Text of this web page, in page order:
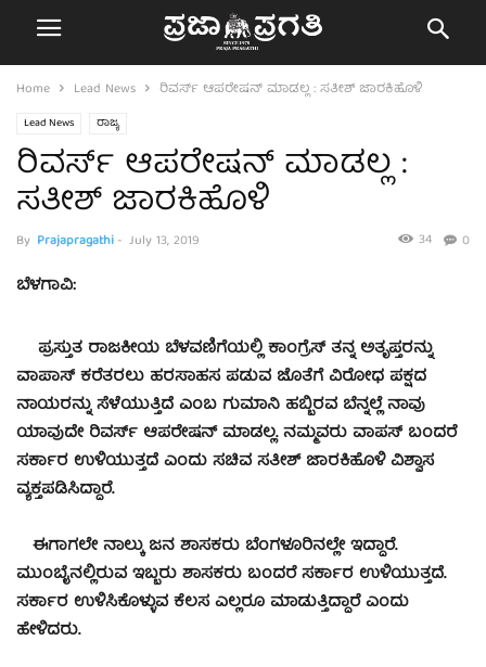
Home Lead News ರಿವರ್ಸ್ ಆಪರೇಷನ್ ಮಾಡಲ್ಲ : ಸತೀಶ್ ಜಾರಕಿಹೊಳಿ
Lead News ರಾಜ್ಯ
ರಿವರ್ಸ್ ಆಪರೇಷನ್ ಮಾಡಲ್ಲ :
ಸತೀಶ್ ಜಾರಕಿಹೊಳಿ
By Prajapragathi- July 13, 2019 0
34
ಬೆಳಗಾವಿ:
ಪ್ರಸ್ತುತ ರಾಜಕೀಯ ಬೆಳವಣಿಗೆಯಲ್ಲಿ ಕಾಂಗ್ರೆಸ್ ತನ್ನ ಅತೃಪ್ತರನ್ನು
ವಾಪಾಸ್ ಕರೆತರಲು ಹರಸಾಹಸ ಪಡುವ ಜೊತೆಗೆ ವಿರೋಧ ಪಕ್ಷದ
ನಾಯರನ್ನು ಸೆಳೆಯುತ್ತಿದೆ ಎಂಬ ಗುಮಾನಿ ಹಬ್ಬಿರವ ಬೆನ್ನಲ್ಲೆ ನಾವು
ಯಾವುದೇ ರಿವರ್ಸ್ ಆಪರೇಷನ್ ಮಾಡಲ್ಲ. ನಮ್ಮವರು ವಾಪಸ್ ಬಂದರೆ
ಸರ್ಕಾರ ಉಳಿಯುತ್ತದೆ ಎಂದು ಸಚಿವ ಸತೀಶ್ ಜಾರಕಿಹೊಳಿ ವಿಶ್ವಾಸ
ವ್ಯಕ್ತಪಡಿಸಿದ್ದಾರೆ.
ಈಗಾಗಲೇ ನಾಲ್ಕು ಜನ ಶಾಸಕರು ಬೆಂಗಳೂರಿನಲ್ಲೇ ಇದ್ದಾರೆ.
ಮುಂಬೈನಲ್ಲಿರುವ ಇಬ್ಬರು ಶಾಸಕರು ಬಂದರೆ ಸರ್ಕಾರ ಉಳಿಯುತ್ತದೆ.
ಸರ್ಕಾರ ಉಳಿಸಿಕೊಳ್ಳುವ ಕೆಲಸ ಎಲ್ಲರೂ ಮಾಡುತ್ತಿದ್ದಾರೆ ಎಂದು
ಹೇಳಿದರು.